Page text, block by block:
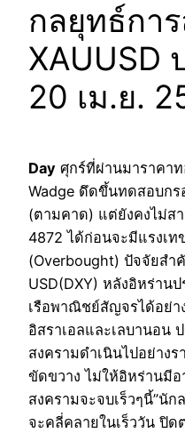
กลยุทธ์กา
XAUUSD
20 เม.ย.
Day ศุกร์ที่ผ่านมาราคา
Wadge ดึดขึ้นทดสอบกร
(ตามคาด) แต่ยังคงไม่ส
4872 ได้ก่อนจะมีแรงเ
(Overbought) ปัจจัยส
USD(DXY) หลังอิหร่าน
เรือพาณิชย์สัญจรได้อย่า
อิสราเอลและเลบานอน
สงครามดำเนินไปอย่าง
ขัดขวาง ไม่ให้อิหร่านมี
สงครามจะจบเร็วๆนี้”นั
จะคลี่คลายในเร็ววัน ปิด